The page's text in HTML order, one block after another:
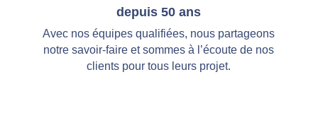
depuis 50 ans
Avec nos équipes qualifiées, nous partageons
notre savoir-faire et sommes à l’écoute de nos
clients pour tous leurs projet.